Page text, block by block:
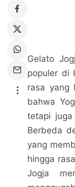
Gelato
populer di
rasa yang
bahwa
tetapi
Berbeda
yang
hingga
Jogja